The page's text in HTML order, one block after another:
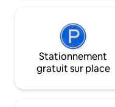
Stationnement
gratuit sur place